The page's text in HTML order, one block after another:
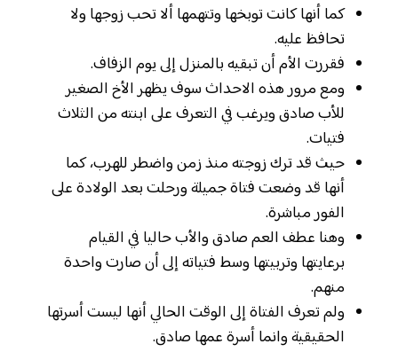
كما أنها كانت توبخها وتتهمها ألا تحب زوجها ولا
تحافظ عليه.
فقررت الأم أن تبقيه بالمنزل إلى يوم الزفاف.
ومع مرور هذه الاحداث سوف يظهر الأخ الصغير
للأب صادق ويرغب في التعرف على ابنته من الثلاث
فتيات.
حيث قد ترك زوجته منذ زمن واضطر للهرب، كما
أنها قد وضعت فتاة جميلة ورحلت بعد الولادة على
الفور مباشرة.
وهنا عطف العم صادق والأب حاليا في القيام
برعايتها وتربيتها وسط فتياته إلى أن صارت واحدة
منهم.
ولم تعرف الفتاة إلى الوقت الحالي أنها ليست أسرتها
الحقيقية وانما أسرة عمها صادق.